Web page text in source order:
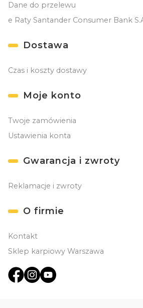
Dane do przelewu
e Raty Santander Consumer Bank
Dostawa
Czas i koszty dostawy
Moje konto
Twoje zamówienia
Ustawienia konta
Gwarancja i zwroty
Reklamacje i zwroty
O firmie
Kontakt
Sklep karpiowy Warszawa